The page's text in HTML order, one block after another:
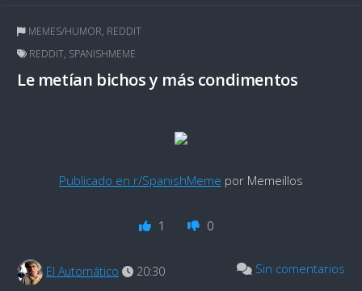
MEMES/HUMOR, REDDIT
REDDIT, SPANISHMEME
Le metían bichos y más condimentos
Publicado en r/SpanishMeme por Memeillos
1 0
El Automático 20:30 Sin comentarios